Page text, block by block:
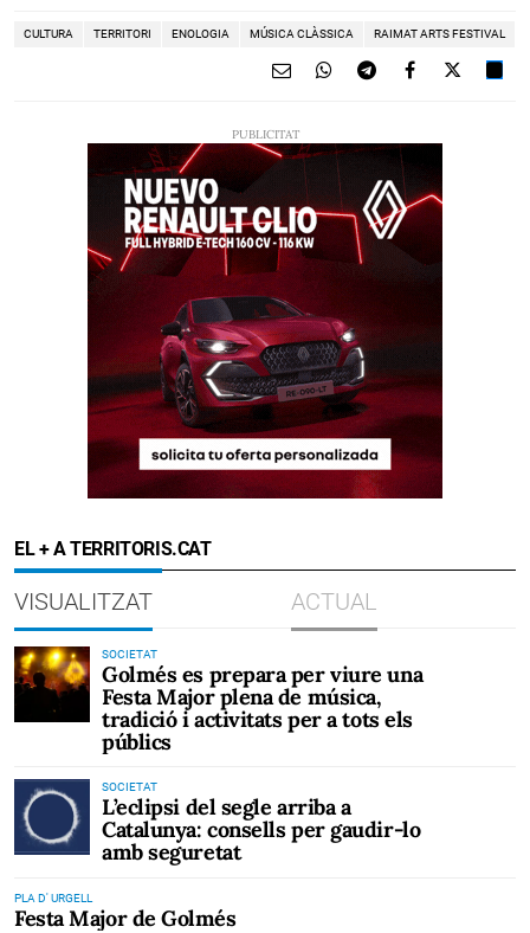
CULTURA TERRITORI ENOLOGIA MÚSICA CLÀSSICA RAIMAT ARTS FESTIVAL
EL + A TERRITORIS.CAT
VISUALITZAT ACTUAL
SOCIETAT
Golmés es prepara per viure una
Festa Major plena de música,
tradició i activitats per a tots els
públics
SOCIETAT
L’eclipsi del segle arriba a
Catalunya: consells per gaudir-lo
amb seguretat
PLA D' URGELL
Festa Major de Golmés